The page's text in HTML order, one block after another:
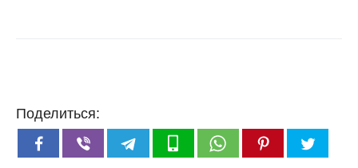
Поделиться: